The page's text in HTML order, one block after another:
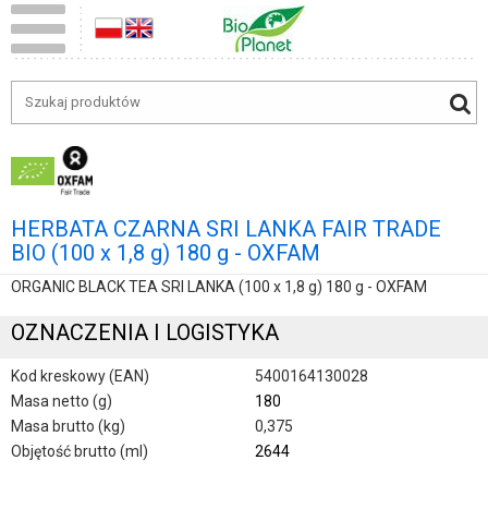
HERBATA CZARNA SRI LANKA FAIR TRADE
BIO (100 x 1,8 g) 180 g - OXFAM
ORGANIC BLACK TEA SRI LANKA (100 x 1,8 g) 180 g - OXFAM
OZNACZENIA I LOGISTYKA
Kod kreskowy (EAN)
5400164130028
Masa netto (g)
180
Masa brutto (kg)
0,375
Objętość brutto (ml)
2644